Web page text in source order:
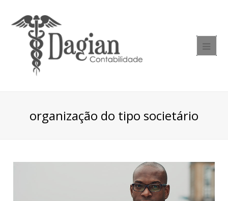
organização do tipo societário